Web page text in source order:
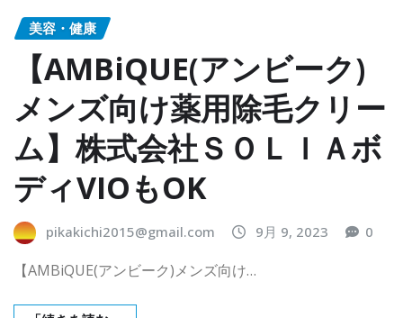
美容・健康
【AMBiQUE(アンビーク)
メンズ向け薬用除毛クリー
ム】株式会社ＳＯＬＩＡボ
ディVIOもOK
pikakichi2015@gmail.com 9月 9, 2023 0
【AMBiQUE(アンビーク)メンズ向け…